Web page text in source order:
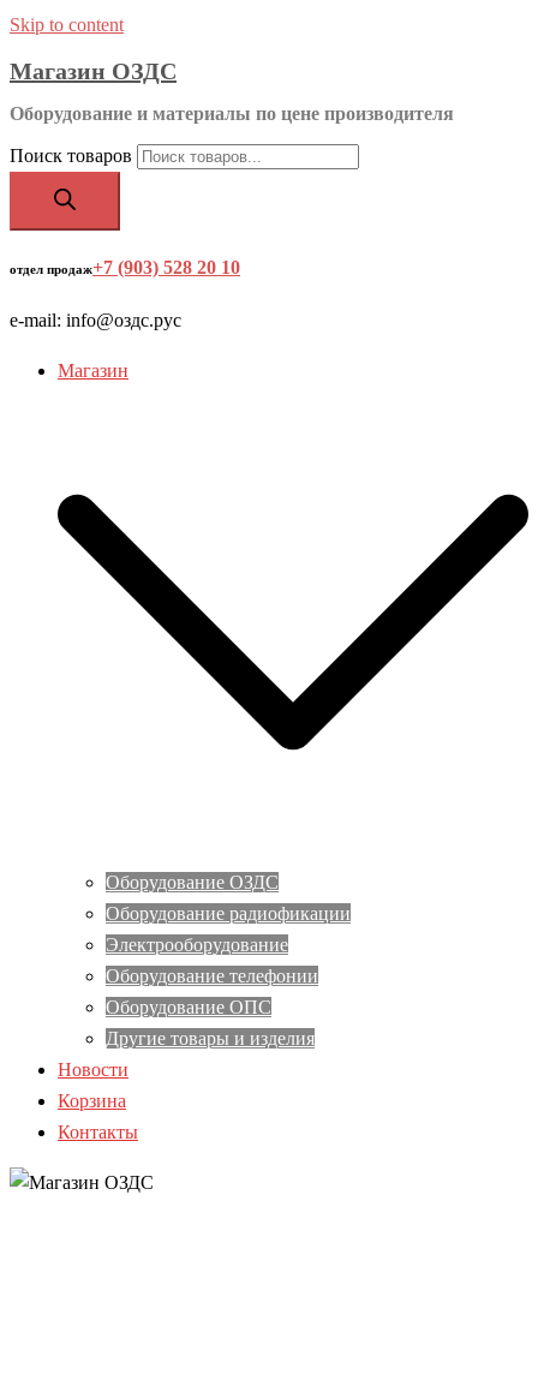
Skip to content
Магазин ОЗДС
Оборудование и материалы по цене производителя
Поиск товаров
отдел продаж+7 (903) 528 20 10
e-mail: info@оздс.рус
Магазин
Оборудование ОЗДС
Оборудование радиофикации
Электрооборудование
Оборудование телефонии
Оборудование ОПС
Другие товары и изделия
Новости
Корзина
Контакты